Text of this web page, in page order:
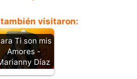
visitaron:
Ti son mis
Amores -
Díaz